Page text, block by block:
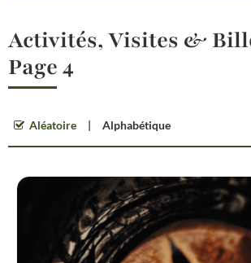
Activités, Visites &
Page 4
Aléatoire Alphabétique